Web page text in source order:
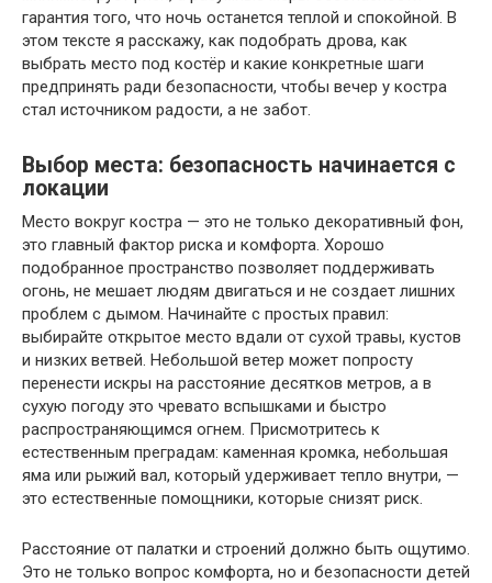
гарантия того, что ночь останется теплой и спокойной. В
этом тексте я расскажу, как подобрать дрова, как
выбрать место под костёр и какие конкретные шаги
предпринять ради безопасности, чтобы вечер у костра
стал источником радости, а не забот.
Выбор места: безопасность начинается с
локации
Место вокруг костра — это не только декоративный фон,
это главный фактор риска и комфорта. Хорошо
подобранное пространство позволяет поддерживать
огонь, не мешает людям двигаться и не создает лишних
проблем с дымом. Начинайте с простых правил:
выбирайте открытое место вдали от сухой травы, кустов
и низких ветвей. Небольшой ветер может попросту
перенести искры на расстояние десятков метров, а в
сухую погоду это чревато вспышками и быстро
распространяющимся огнем. Присмотритесь к
естественным преградам: каменная кромка, небольшая
яма или рыжий вал, который удерживает тепло внутри, —
это естественные помощники, которые снизят риск.
Расстояние от палатки и строений должно быть ощутимо.
Это не только вопрос комфорта, но и безопасности детей